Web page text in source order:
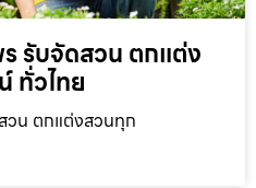
รับจัดสวน ตกแต่ง
ทั่วไทย
วน ตกแต่งสวนทุก